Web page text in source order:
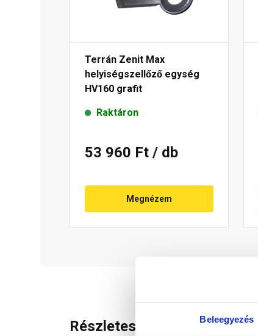
Beleegyezés
Terrán Zenit Max
helyiségszellőző egység
HV160 grafit
Raktáron
53 960 Ft / db
Megnézem
Részletes leírás